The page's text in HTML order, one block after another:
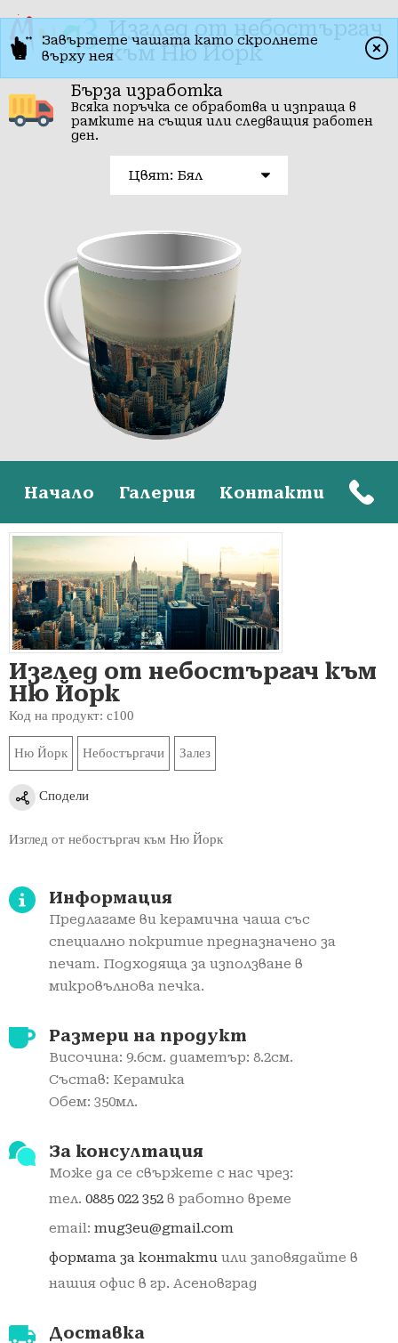
към Ню Йорк
Бърза изработка
Всяка поръчка се обработва и изпраща в
рамките на същия или следващия работен
ден.
Цвят: Бял
Начало Галерия Контакти
Изглед от небостъргач към
Ню Йорк
Код на продукт: c100
Ню Йорк Небостъргачи Залез
Сподели
Изглед от небостъргач към Ню Йорк
Информация
Предлагаме ви керамичнa чаша със
специално покритие предназначено за
печат. Подходяща за използване в
микровълнова печка.
Размери на продукт
Височина: 9.6см. диаметър: 8.2см.
Състав: Керамика
Обем: 350мл.
За консултация
Може да се свържете с нас чрез:
тел. 0885 022 352 в работно време
email: mug3eu@gmail.com
формата за контакти или заповядайте в
нашия офис в гр. Асеновград
Доставка
Завъртете чашата като скролнете
върху нея